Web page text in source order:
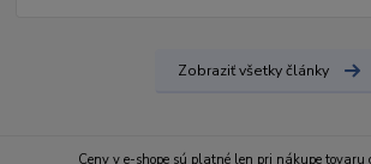
Zobraziť všetky články
Ceny v e-shope sú platné len pri nákupe tovaru